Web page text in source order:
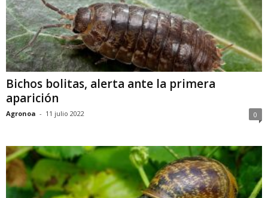
Bichos bolitas, alerta ante la primera
aparición
Agronoa - 11 julio 2022 0